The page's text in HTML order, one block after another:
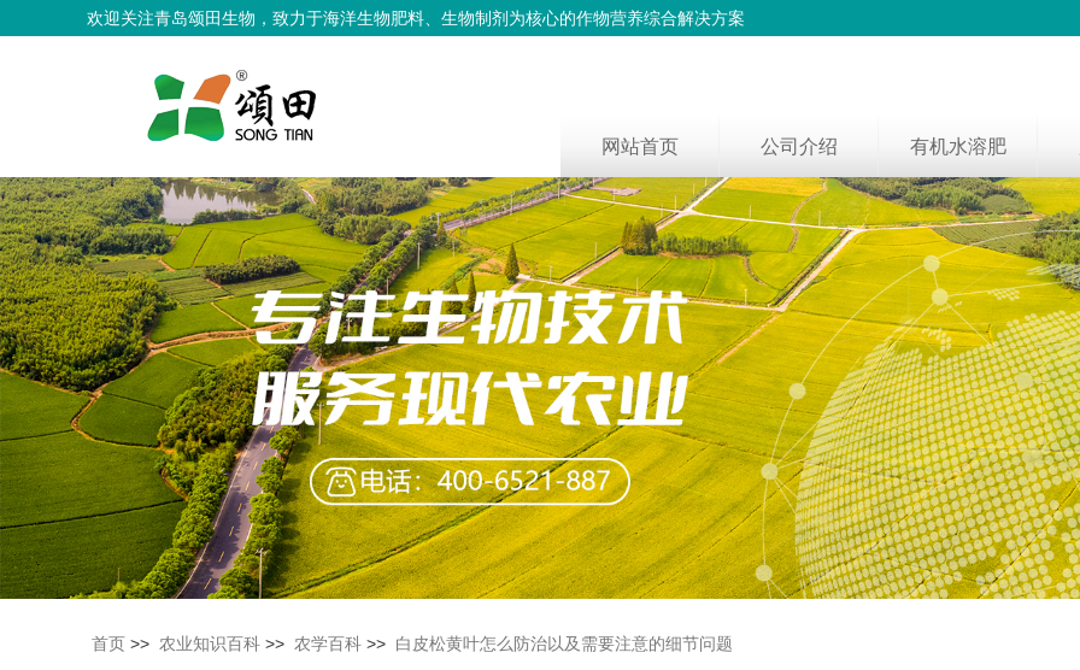
欢迎关注青岛颂田生物，致力于海洋生物肥料、生物制剂为核心的作物营养综合解决方案
网站首页 公司介绍 有机水溶肥
首页 >> 农业知识百科 >> 农学百科 >> 白皮松黄叶怎么防治以及需要注意的细节问题